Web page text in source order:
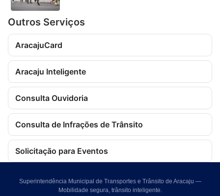
Outros Serviços
AracajuCard
Aracaju Inteligente
Consulta Ouvidoria
Consulta de Infrações de Trânsito
Solicitação para Eventos
Superintendência Municipal de Transportes e Trânsito de Aracaju —
Mobilidade segura, trânsito inteligente.